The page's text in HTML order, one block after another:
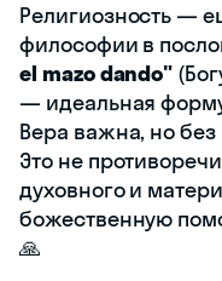
Религиозность —
философии в
el mazo dando"
— идеальная
Вера важна, но
Это не
духовного и
божественную
🙏